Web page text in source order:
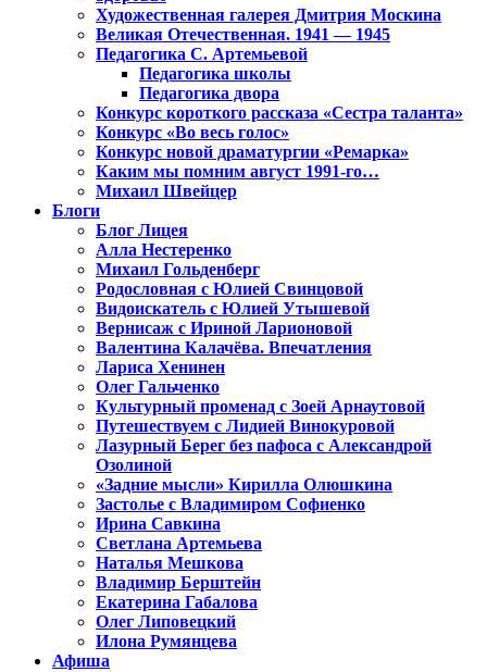
Художественная галерея Дмитрия Москина
Великая Отечественная. 1941 — 1945
Педагогика С. Артемьевой
Педагогика школы
Педагогика двора
Конкурс короткого рассказа «Сестра таланта»
Конкурс «Во весь голос»
Конкурс новой драматургии «Ремарка»
Каким мы помним август 1991-го…
Михаил Швейцер
Блоги
Блог Лицея
Алла Нестеренко
Михаил Гольденберг
Родословная с Юлией Свинцовой
Видоискатель с Юлией Утышевой
Вернисаж с Ириной Ларионовой
Валентина Калачёва. Впечатления
Лариса Хенинен
Олег Гальченко
Культурный променад с Зоей Арнаутовой
Путешествуем с Лидией Винокуровой
Лазурный Берег без пафоса с Александрой
Озолиной
«Задние мысли» Кирилла Олюшкина
Застолье с Владимиром Софиенко
Ирина Савкина
Светлана Артемьева
Наталья Мешкова
Владимир Берштейн
Екатерина Габалова
Олег Липовецкий
Илона Румянцева
Афиша